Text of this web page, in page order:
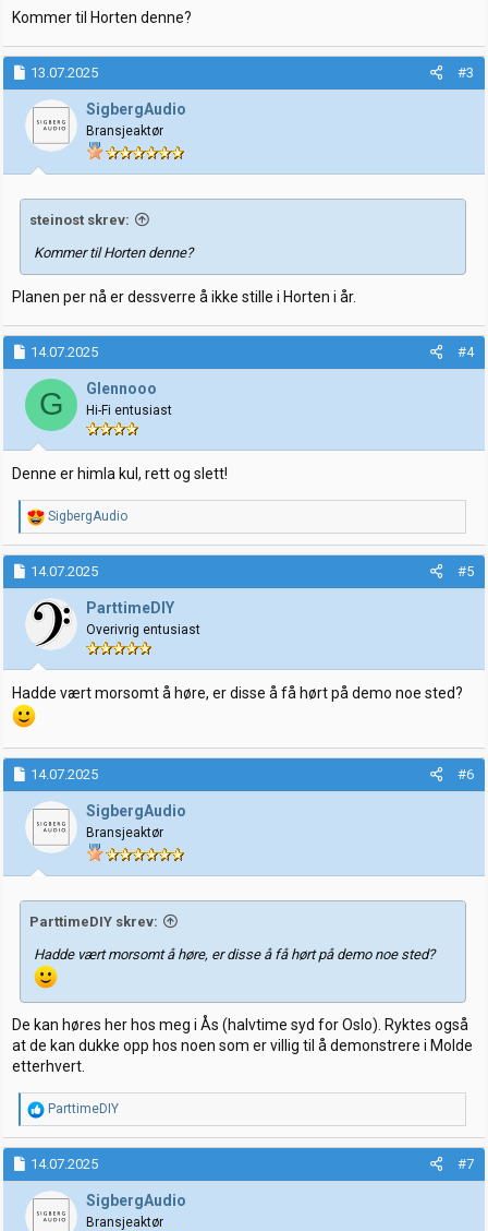
Kommer til Horten denne?
13.07.2025 #3
SigbergAudio
Bransjeaktør
steinost skrev:
Kommer til Horten denne?
Planen per nå er dessverre å ikke stille i Horten i år.
14.07.2025 #4
G Glennooo
Hi-Fi entusiast
Denne er himla kul, rett og slett!
R
e
a
k
s
j
n
e
r
:
SigbergAudio
14.07.2025 #5
ParttimeDIY
Overivrig entusiast
Hadde vært morsomt å høre, er disse å få hørt på demo noe sted?
14.07.2025 #6
SigbergAudio
Bransjeaktør
ParttimeDIY skrev:
Hadde vært morsomt å høre, er disse å få hørt på demo noe sted?
De kan høres her hos meg i Ås (halvtime syd for Oslo). Ryktes også
at de kan dukke opp hos noen som er villig til å demonstrere i Molde
etterhvert.
R
e
a
k
s
j
o
ParttimeDIY
14.07.2025 #7
SigbergAudio
Bransjeaktør